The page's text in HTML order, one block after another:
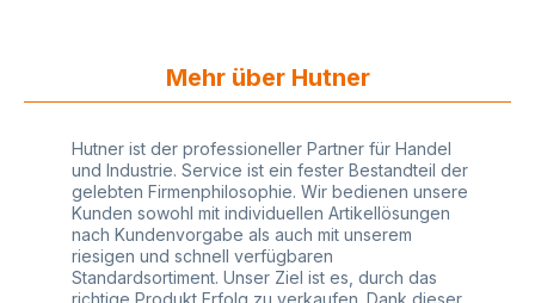
Preisauszeichner, Auspreiser, Etikettierer,
Ihr Auszeichnungsgerät benötigt, so lassen Sie
sich bitte von uns beraten. Wir freuen uns auf Sie!
Mehr über Hutner
Hutner ist der professioneller Partner für Handel
und Industrie. Service ist ein fester Bestandteil der
gelebten Firmenphilosophie. Wir bedienen unsere
Kunden sowohl mit individuellen Artikellösungen
nach Kundenvorgabe als auch mit unserem
riesigen und schnell verfügbaren
Standardsortiment. Unser Ziel ist es, durch das
richtige Produkt Erfolg zu verkaufen. Dank dieser